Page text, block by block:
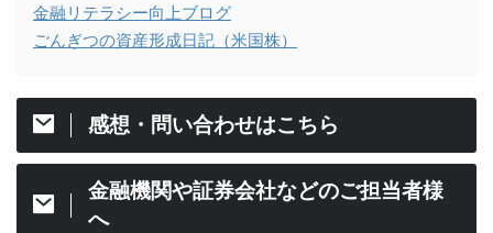
金融リテラシー向上ブログ
ごんぎつの資産形成日記（米国株）
感想・問い合わせはこちら
金融機関や証券会社などのご担当者様
へ